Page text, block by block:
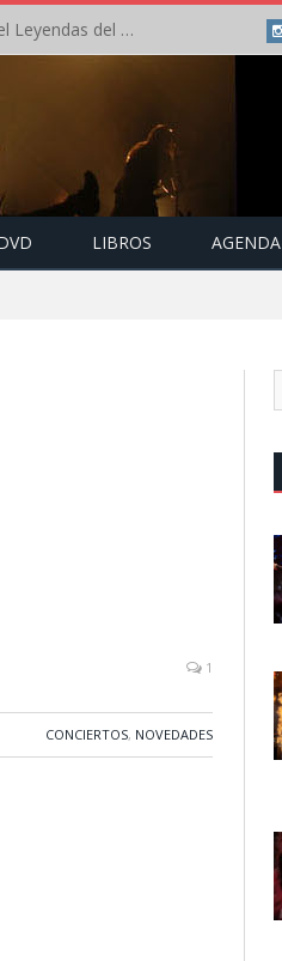
Crónica: Arch Enemy brilla en la segunda jornada del Leyendas del Rock – Jueves – Agosto 2026
LIBROS AGENDA
1
CONCIERTOS, NOVEDADES